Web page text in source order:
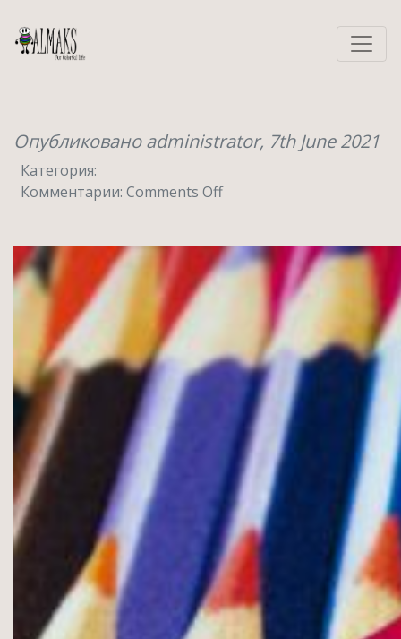
Опубликовано administrator, 7th June 2021
Категория:
Комментарии: Comments Offon